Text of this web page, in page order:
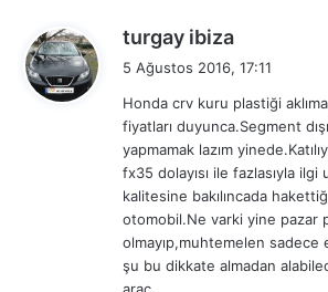
turgay ibiza
i
k
5 Ağustos 2016, 17:11
Honda crv kuru plastiği
fiyatları duyunca.Segment
yapmamak lazım
fx35 dolayısı ile fazlasıyla ilgi
kalitesine bakılıncada
otomobil.Ne varki yine pazar
olmayıp,muhtemelen sadece
şu bu dikkate almadan